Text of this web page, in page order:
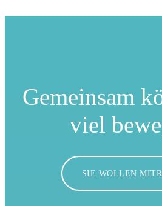
Gemeinsam
viel
SIE WOLLEN